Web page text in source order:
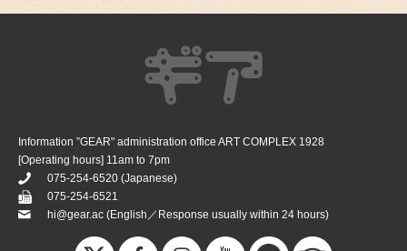
Information ”GEAR" administration office ART COMPLEX 1928
[Operating hours] 11am to 7pm
075-254-6520 (Japanese)
075-254-6521
hi@gear.ac (English／Response usually within 24 hours)